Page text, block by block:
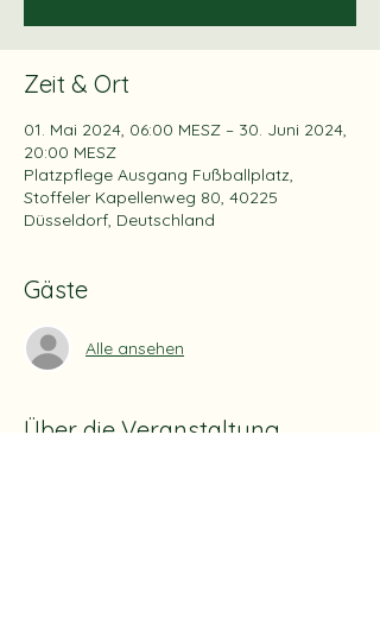
Zeit & Ort
01. Mai 2024, 06:00 MESZ – 30. Juni 2024,
20:00 MESZ
Platzpflege Ausgang Fußballplatz,
Stoffeler Kapellenweg 80, 40225
Düsseldorf, Deutschland
Gäste
Alle ansehen
Über die Veranstaltung